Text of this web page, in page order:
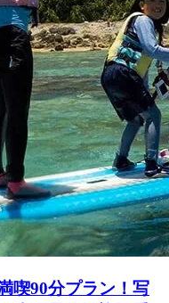
喫90分プラン！写